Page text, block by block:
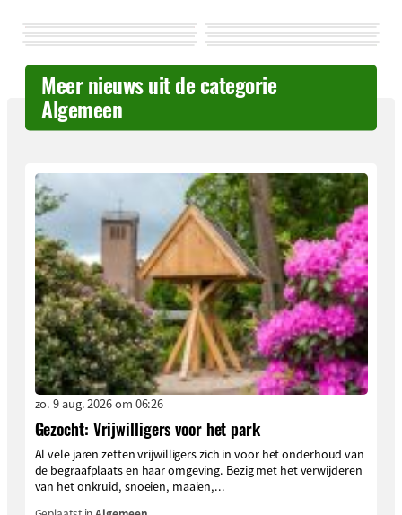
Meer nieuws uit de categorie
Algemeen
zo. 9 aug. 2026 om 06:26
Gezocht: Vrijwilligers voor het park
Al vele jaren zetten vrijwilligers zich in voor het onderhoud van
de begraafplaats en haar omgeving. Bezig met het verwijderen
van het onkruid, snoeien, maaien,...